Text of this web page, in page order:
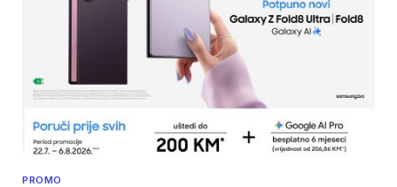
PROMO